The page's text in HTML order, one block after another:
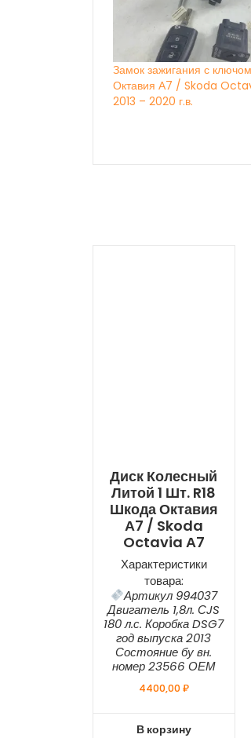
Замок зажигания с
Октавия А7 / Skoda
2013 – 2020 г.в.
Диск Колесный
Литой 1 Шт. R18
Шкода Октавия
А7 / Skoda
Octavia А7
Характеристики
товара:
Артикул 994037
Двигатель 1,8л. СJS
180 л.с. Коробка DSG7
год выпуска 2013
Состояние бу вн.
номер 23566 ОЕМ
4400,00₽
В корзину